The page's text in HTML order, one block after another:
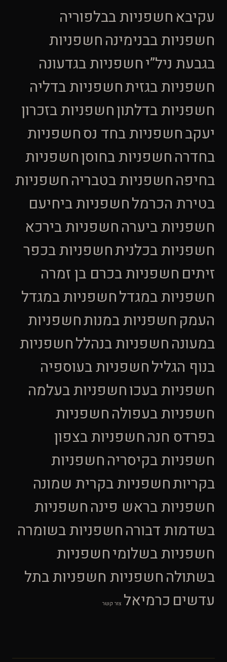
עקיבאחשפניות בבלפוריה
חשפניות בבנימינהחשפניות
בגבעת ניל”יחשפניות בגדעונה
חשפניות בגזיתחשפניות בדליה
חשפניות בדלתוןחשפניות בזכרון
יעקבחשפניות בחד נסחשפניות
בחדרהחשפניות בחוסןחשפניות
בחיפהחשפניות בטבריהחשפניות
בטירת הכרמלחשפניות ביחיעם
חשפניות ביערהחשפניות בירכא
חשפניות בכלניתחשפניות בכפר
זיתים חשפניות בכרם בן זמרה
חשפניות במגדלחשפניות במגדל
העמקחשפניות במנותחשפניות
במעונהחשפניות בנהללחשפניות
בנוף הגלילחשפניות בעוספיה
חשפניות בעכוחשפניות בעלמה
חשפניות בעפולהחשפניות
בפרדס חנהחשפניות בצפון
חשפניות בקיסריהחשפניות
בקריותחשפניות בקרית שמונה
חשפניות בראש פינהחשפניות
בשדמות דבורהחשפניות בשומרה
חשפניות בשלומיחשפניות
בשתולהחשפניות חשפניות בתל
עדשים כרמיאל צור קשר